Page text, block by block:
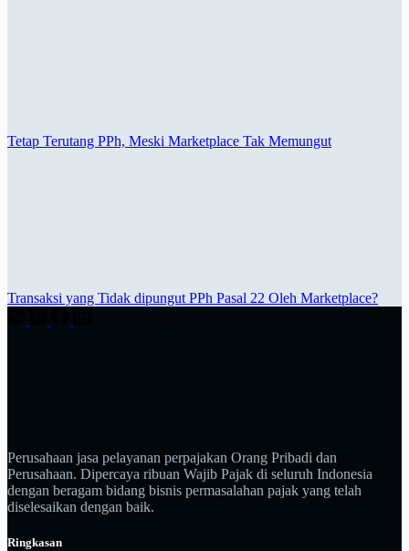
Tetap Terutang PPh, Meski Marketplace Tak Memungut
Transaksi yang Tidak dipungut PPh Pasal 22 Oleh Marketplace?
Perusahaan jasa pelayanan perpajakan Orang Pribadi dan
Perusahaan. Dipercaya ribuan Wajib Pajak di seluruh Indonesia
dengan beragam bidang bisnis permasalahan pajak yang telah
diselesaikan dengan baik.
Ringkasan